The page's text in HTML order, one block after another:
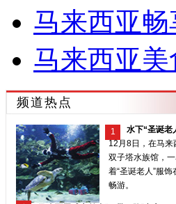
马来西亚
马来西亚美